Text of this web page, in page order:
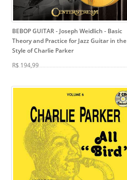
BEBOP GUITAR - Joseph Weidlich - Basic
Theory and Practice for Jazz Guitar in the
Style of Charlie Parker
R$ 194,99